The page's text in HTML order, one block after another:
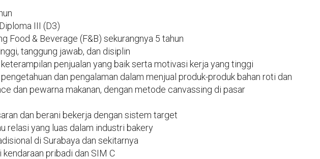
III (D3)
Food & Beverage (F&B) sekurangnya 5 tahun
tanggung jawab, dan disiplin
penjualan yang baik serta motivasi kerja yang tinggi
dan pengalaman dalam menjual produk-produk bahan roti dan
dan pewarna makanan, dengan metode canvassing di pasar
dan berani bekerja dengan sistem target
relasi yang luas dalam industri bakery
di Surabaya dan sekitarnya
pribadi dan SIM C